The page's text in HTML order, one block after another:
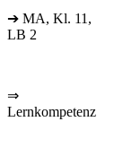
➔ MA, Kl. 11,
LB 2
⇒
Lernkompetenz